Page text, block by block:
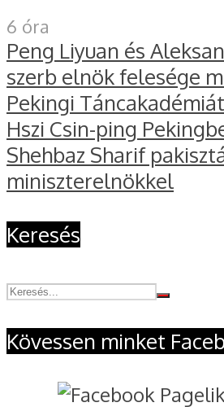
6 óra
Peng Liyuan és
szerb elnök felesége
Pekingi Táncakadémiát
Hszi Csin-ping
Shehbaz Sharif
miniszterelnökkel
Keresés
Kövessen minket